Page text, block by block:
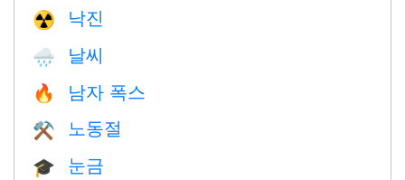
☢️ 낙진
🌧 날씨
🔥 남자 폭스
⚒️ 노동절
🎓 눈금